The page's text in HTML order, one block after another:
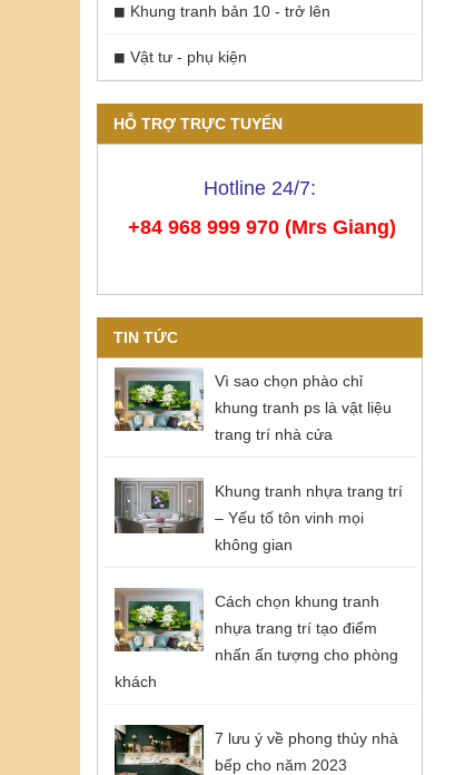
Khung tranh bản 10 - trở lên
Vật tư - phụ kiện
HỖ TRỢ TRỰC TUYẾN
Hotline 24/7:
+84 968 999 970 (Mrs Giang)
TIN TỨC
Vì sao chọn phào chỉ
khung tranh ps là vật liệu
trang trí nhà cửa
Khung tranh nhựa trang trí
– Yếu tố tôn vinh mọi
không gian
Cách chọn khung tranh
nhựa trang trí tạo điểm
nhấn ấn tượng cho phòng
khách
7 lưu ý về phong thủy nhà
bếp cho năm 2023